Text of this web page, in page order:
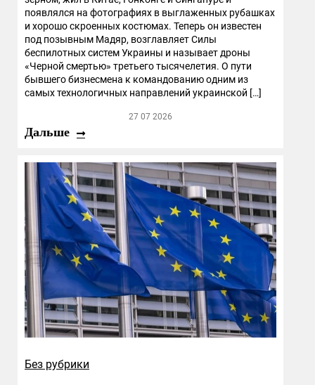
появлялся на фотографиях в выглаженных рубашках
и хорошо скроенных костюмах. Теперь он известен
под позывным Мадяр, возглавляет Силы
беспилотных систем Украины и называет дроны
«Черной смертью» третьего тысячелетия. О пути
бывшего бизнесмена к командованию одним из
самых технологичных направлений украинской […]
27 07 2026
Дальше
Без рубрики